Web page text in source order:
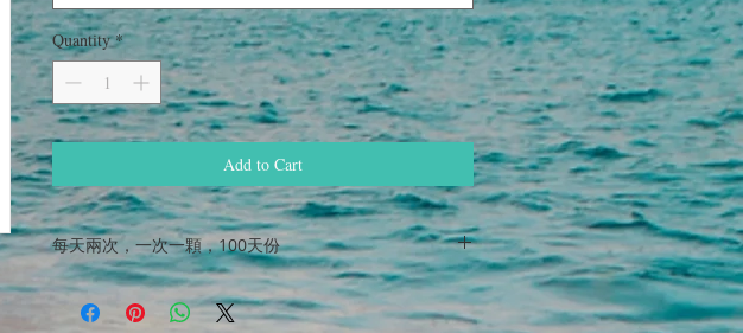
Quantity *
Add to Cart
每天兩次，一次一顆，100天份